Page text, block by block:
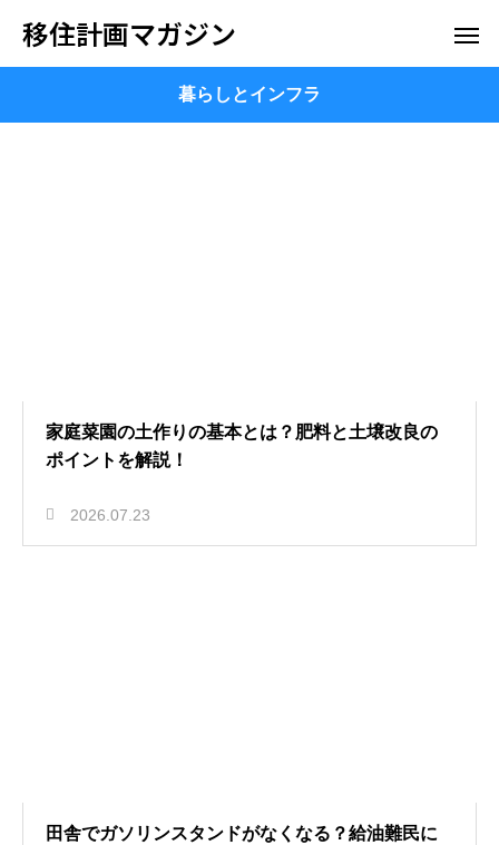
移住計画マガジン
暮らしとインフラ
家庭菜園の土作りの基本とは？肥料と土壌改良の
ポイントを解説！
2026.07.23
田舎でガソリンスタンドがなくなる？給油難民に